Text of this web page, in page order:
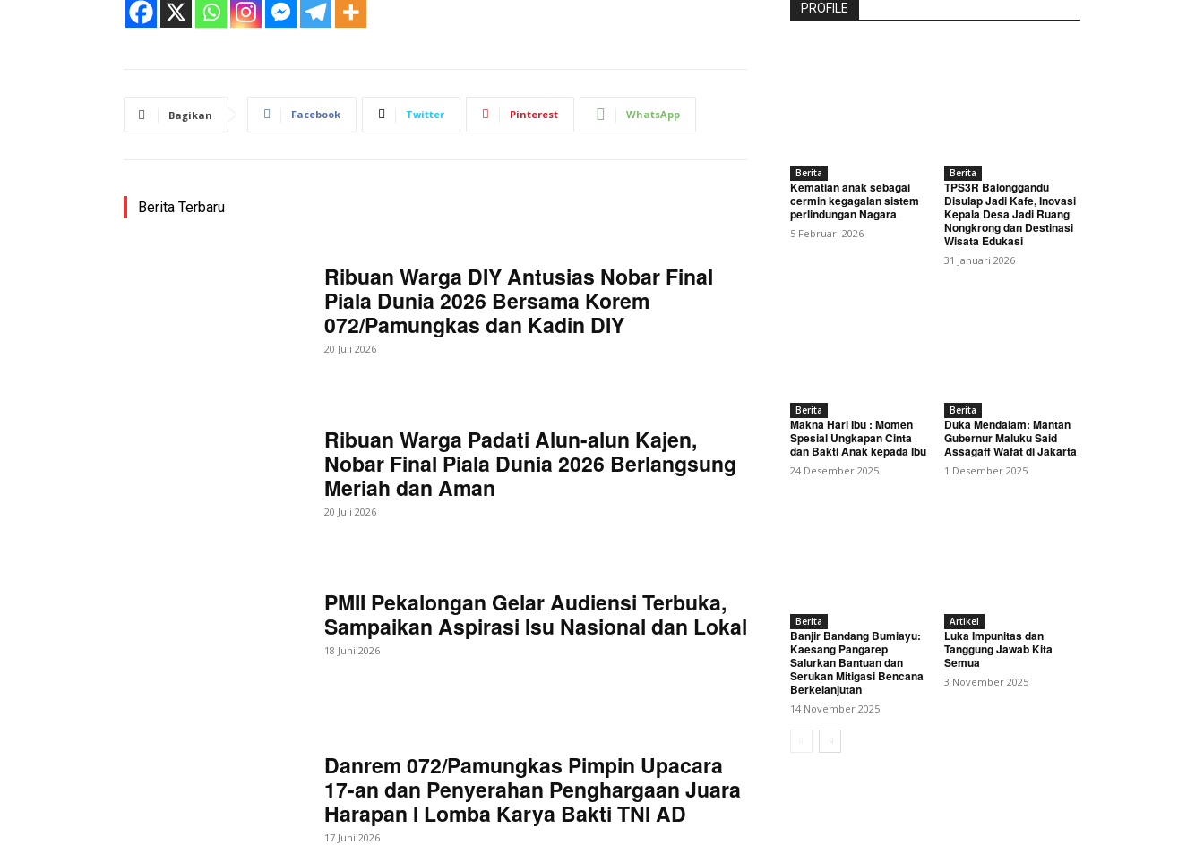
Bagikan Facebook Twitter Pinterest WhatsApp
Berita Terbaru
Ribuan Warga DIY Antusias Nobar Final
Piala Dunia 2026 Bersama Korem
072/Pamungkas dan Kadin DIY
20 Juli 2026
Ribuan Warga Padati Alun-alun Kajen,
Nobar Final Piala Dunia 2026 Berlangsung
Meriah dan Aman
20 Juli 2026
PMII Pekalongan Gelar Audiensi Terbuka,
Sampaikan Aspirasi Isu Nasional dan Lokal
18 Juni 2026
Danrem 072/Pamungkas Pimpin Upacara
17-an dan Penyerahan Penghargaan Juara
Harapan I Lomba Karya Bakti TNI AD
17 Juni 2026
PROFILE
Berita
Kematian anak sebagai
cermin kegagalan sistem
perlindungan Nagara
5 Februari 2026
Berita
TPS3R Balonggandu
Disulap Jadi Kafe, Inovasi
Kepala Desa Jadi Ruang
Nongkrong dan Destinasi
Wisata Edukasi
31 Januari 2026
Berita
Makna Hari Ibu : Momen
Spesial Ungkapan Cinta
dan Bakti Anak kepada Ibu
24 Desember 2025
Berita
Duka Mendalam: Mantan
Gubernur Maluku Said
Assagaff Wafat di Jakarta
1 Desember 2025
Berita
Banjir Bandang Bumiayu:
Kaesang Pangarep
Salurkan Bantuan dan
Serukan Mitigasi Bencana
Berkelanjutan
14 November 2025
Artikel
Luka Impunitas dan
Tanggung Jawab Kita
Semua
3 November 2025